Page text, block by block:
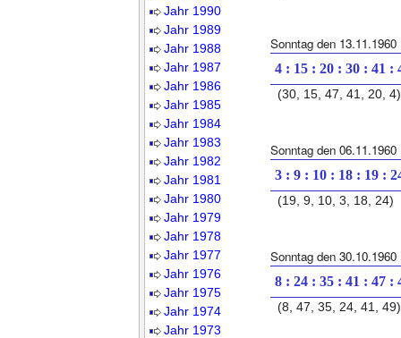
Jahr 1990
Jahr 1989
Jahr 1988
Jahr 1987
Jahr 1986
Jahr 1985
Jahr 1984
Jahr 1983
Jahr 1982
Jahr 1981
Jahr 1980
Jahr 1979
Jahr 1978
Jahr 1977
Jahr 1976
Jahr 1975
Jahr 1974
Jahr 1973
Sonntag den 13.11.1960
4 : 15 : 20 : 30 : 41 :
(30, 15, 47, 41, 20, 4)
Sonntag den 06.11.1960
3 : 9 : 10 : 18 : 19 :
(19, 9, 10, 3, 18, 24)
Sonntag den 30.10.1960
8 : 24 : 35 : 41 : 47 :
(8, 47, 35, 24, 41, 49)